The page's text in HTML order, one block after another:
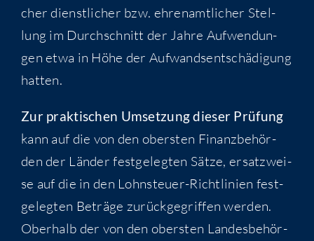
cher dienst­li­cher bzw. ehren­amt­li­cher Stel­
lung im Durch­schnitt der Jah­re Auf­wen­dun­
gen etwa in Höhe der Auf­wands­ent­schä­di­gung
hatten.
Zur prak­ti­schen Umset­zung die­ser Prü­fung
kann auf die von den obers­ten Finanz­be­hör­
den der Län­der fest­ge­leg­ten Sät­ze, ersatz­wei­
se auf die in den Lohn­steu­er-Richt­li­ni­en fest­
ge­leg­ten Beträ­ge zurück­ge­grif­fen wer­den.
Ober­halb der von den obers­ten Lan­des­be­hör­